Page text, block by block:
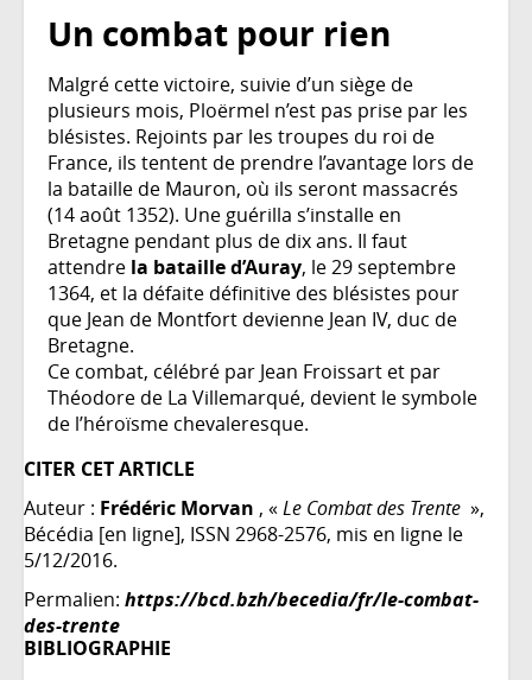
Un combat pour rien
Malgré cette victoire, suivie d’un siège de
plusieurs mois, Ploërmel n’est pas prise par les
blésistes. Rejoints par les troupes du roi de
France, ils tentent de prendre l’avantage lors de
la bataille de Mauron, où ils seront massacrés
(14 août 1352). Une guérilla s’installe en
Bretagne pendant plus de dix ans. Il faut
attendre la bataille d’Auray, le 29 septembre
1364, et la défaite définitive des blésistes pour
que Jean de Montfort devienne Jean IV, duc de
Bretagne.
Ce combat, célébré par Jean Froissart et par
Théodore de La Villemarqué, devient le symbole
de l’héroïsme chevaleresque.
CITER CET ARTICLE
Auteur : Frédéric Morvan , «Le Combat des Trente »,
Bécédia [en ligne], ISSN 2968-2576, mis en ligne le
5/12/2016.
Permalien: https://bcd.bzh/becedia/fr/le-combat-
des-trente
BIBLIOGRAPHIE